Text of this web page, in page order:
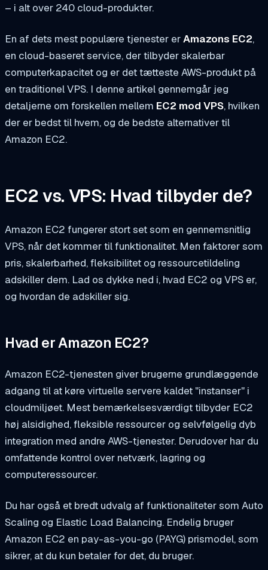
– i alt over 240 cloud-produkter.
En af dets mest populære tjenester erAmazons EC2,
en cloud-baseret service, der tilbyder skalerbar
computerkapacitet og er det tætteste AWS-produkt på
en traditionel VPS. I denne artikel gennemgår jeg
detaljerne om forskellen mellem EC2 mod VPS, hvilken
der er bedst til hvem, og de bedste alternativer til
Amazon EC2.
EC2 vs. VPS: Hvad tilbyder de?
Amazon EC2 fungerer stort set som en gennemsnitlig
VPS, når det kommer til funktionalitet. Men faktorer som
pris, skalerbarhed, fleksibilitet og ressourcetildeling
adskiller dem. Lad os dykke ned i, hvad EC2 og VPS er,
og hvordan de adskiller sig.
Hvad er Amazon EC2?
Amazon EC2-tjenesten giver brugerne grundlæggende
adgang til at køre virtuelle servere kaldet "instanser" i
cloudmiljøet. Mest bemærkelsesværdigt tilbyder EC2
høj alsidighed, fleksible ressourcer og selvfølgelig dyb
integration med andre AWS-tjenester. Derudover har du
omfattende kontrol over netværk, lagring og
computeressourcer.
Du har også et bredt udvalg af funktionaliteter som Auto
Scaling og Elastic Load Balancing. Endelig bruger
Amazon EC2 en pay-as-you-go (PAYG) prismodel, som
sikrer, at du kun betaler for det, du bruger.